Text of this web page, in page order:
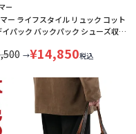
ー
ー ライフスタイル リュック コット
イパック バックパック シューズ収納
→¥14,850税込